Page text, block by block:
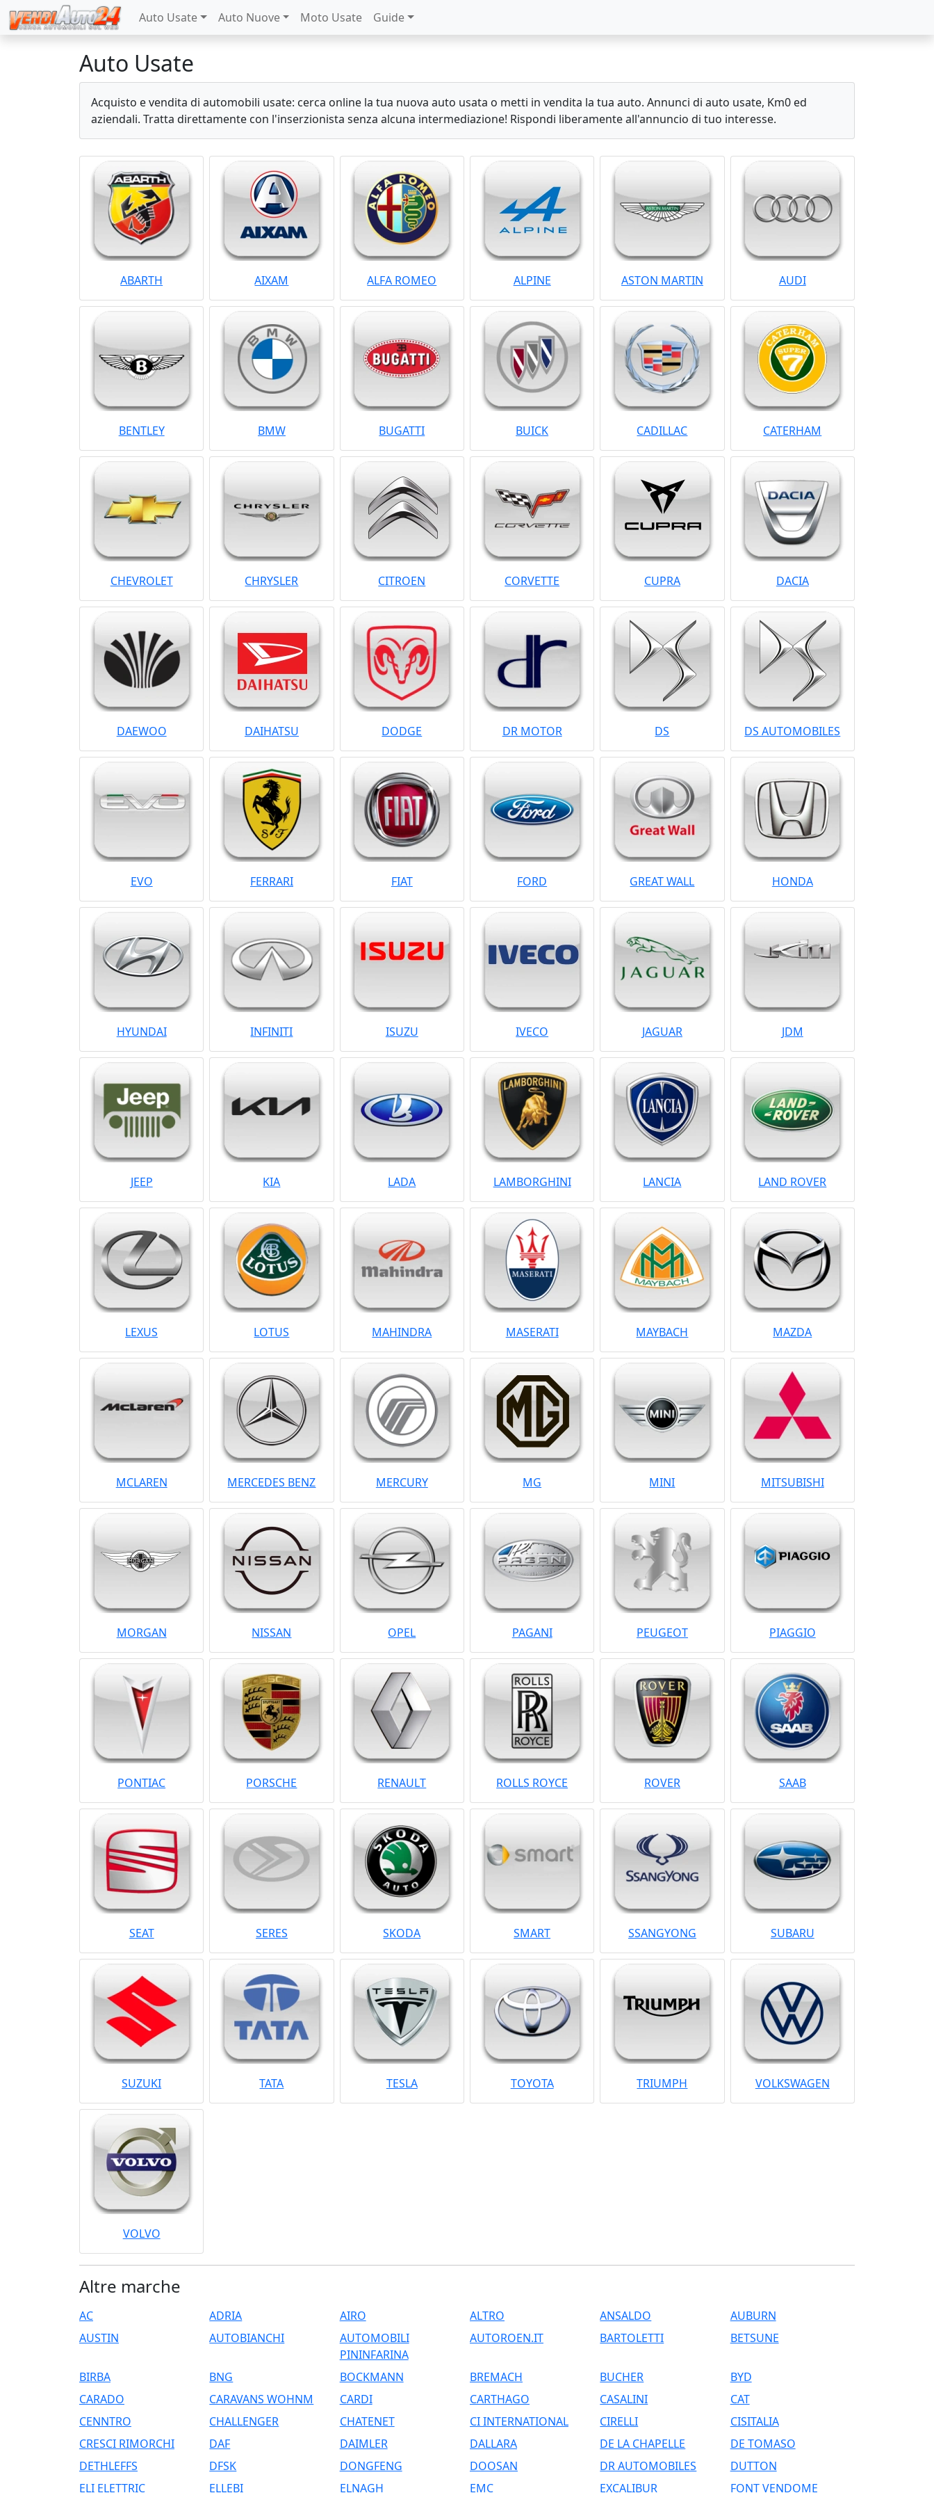
Auto Usate Auto Nuove Moto Usate Guide
Auto Usate
Acquisto e vendita di automobili usate: cerca online la tua nuova auto usata o metti in vendita la tua auto. Annunci di auto usate, Km0 ed
aziendali. Tratta direttamente con l'inserzionista senza alcuna intermediazione! Rispondi liberamente all'annuncio di tuo interesse.
ABARTH AIXAM ALFA ROMEO ALPINE ASTON MARTIN AUDI
BENTLEY BMW BUGATTI BUICK CADILLAC CATERHAM
CHEVROLET CHRYSLER CITROEN CORVETTE CUPRA DACIA
DAEWOO DAIHATSU DODGE DR MOTOR DS DS AUTOMOBILES
EVO FERRARI FIAT FORD GREAT WALL HONDA
HYUNDAI INFINITI ISUZU IVECO JAGUAR JDM
JEEP KIA LADA LAMBORGHINI LANCIA LAND ROVER
LEXUS LOTUS MAHINDRA MASERATI MAYBACH MAZDA
MCLAREN MERCEDES BENZ MERCURY MG MINI MITSUBISHI
MORGAN NISSAN OPEL PAGANI PEUGEOT PIAGGIO
PONTIAC PORSCHE RENAULT ROLLS ROYCE ROVER SAAB
SEAT SERES SKODA SMART SSANGYONG SUBARU
SUZUKI TATA TESLA TOYOTA TRIUMPH VOLKSWAGEN
VOLVO
Altre marche
AC ADRIA AIRO ALTRO ANSALDO
AUBURN
AUSTIN
AUTOBIANCHI
AUTOMOBILI
PININFARINA
AUTOROEN.IT BARTOLETTI BETSUNE
BIRBA BNG BOCKMANN BREMACH BUCHER
BYD
CARADO
CARAVANS WOHNM CARDI CARTHAGO CASALINI
CAT
CENNTRO
CHALLENGER CHATENET CI INTERNATIONAL CIRELLI
CISITALIA
CRESCI RIMORCHI
DAF DAIMLER DALLARA DE LA CHAPELLE
DE TOMASO
DETHLEFFS
DFSK DONGFENG DOOSAN DR AUTOMOBILES
DUTTON
ELI ELETTRIC
ELLEBI ELNAGH EMC EXCALIBUR FONT VENDOME